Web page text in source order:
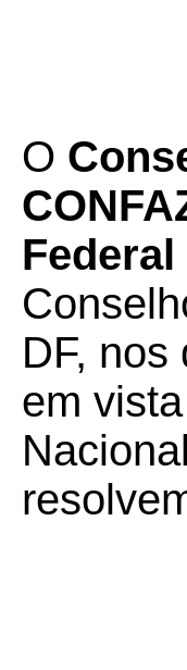
O
DF, nos
em